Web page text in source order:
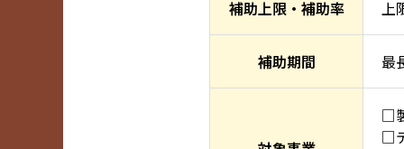
補助上限・補助率 上
補助期間 最
□
□